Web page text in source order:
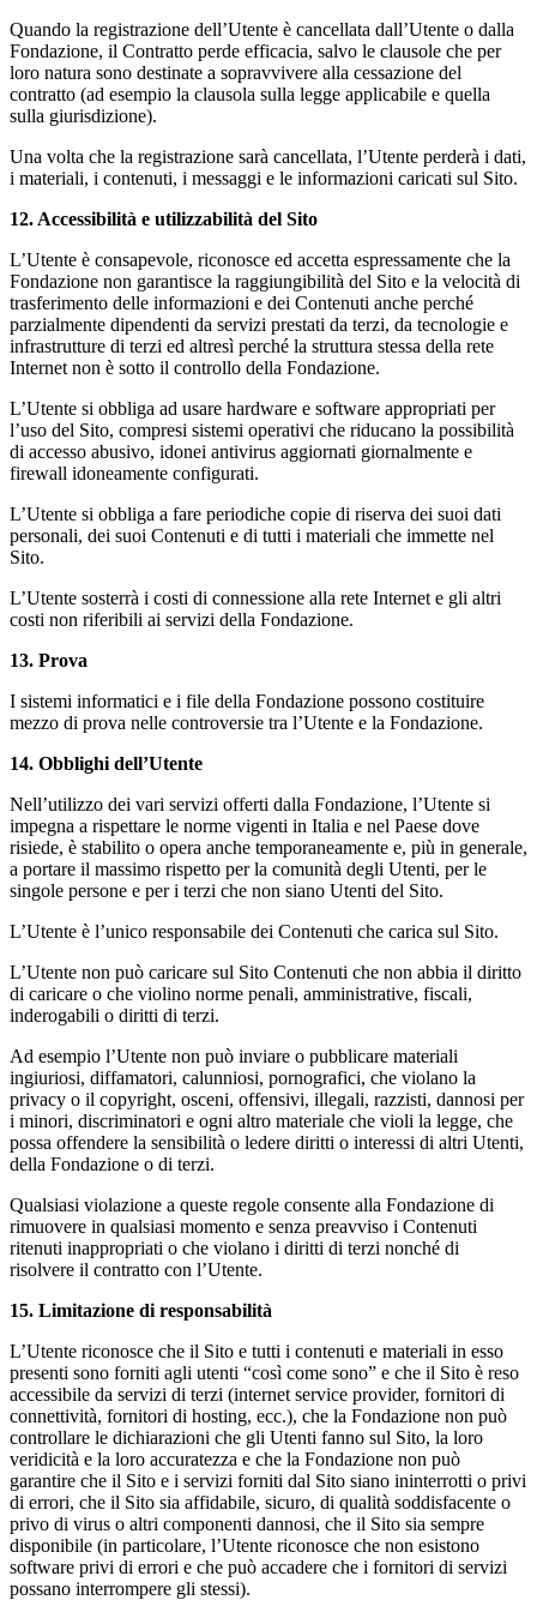
Quando la registrazione dell’Utente è cancellata dall’Utente o dalla
Fondazione, il Contratto perde efficacia, salvo le clausole che per
loro natura sono destinate a sopravvivere alla cessazione del
contratto (ad esempio la clausola sulla legge applicabile e quella
sulla giurisdizione).
Una volta che la registrazione sarà cancellata, l’Utente perderà i dati,
i materiali, i contenuti, i messaggi e le informazioni caricati sul Sito.
12. Accessibilità e utilizzabilità del Sito
L’Utente è consapevole, riconosce ed accetta espressamente che la
Fondazione non garantisce la raggiungibilità del Sito e la velocità di
trasferimento delle informazioni e dei Contenuti anche perché
parzialmente dipendenti da servizi prestati da terzi, da tecnologie e
infrastrutture di terzi ed altresì perché la struttura stessa della rete
Internet non è sotto il controllo della Fondazione.
L’Utente si obbliga ad usare hardware e software appropriati per
l’uso del Sito, compresi sistemi operativi che riducano la possibilità
di accesso abusivo, idonei antivirus aggiornati giornalmente e
firewall idoneamente configurati.
L’Utente si obbliga a fare periodiche copie di riserva dei suoi dati
personali, dei suoi Contenuti e di tutti i materiali che immette nel
Sito.
L’Utente sosterrà i costi di connessione alla rete Internet e gli altri
costi non riferibili ai servizi della Fondazione.
13. Prova
I sistemi informatici e i file della Fondazione possono costituire
mezzo di prova nelle controversie tra l’Utente e la Fondazione.
14. Obblighi dell’Utente
Nell’utilizzo dei vari servizi offerti dalla Fondazione, l’Utente si
impegna a rispettare le norme vigenti in Italia e nel Paese dove
risiede, è stabilito o opera anche temporaneamente e, più in generale,
a portare il massimo rispetto per la comunità degli Utenti, per le
singole persone e per i terzi che non siano Utenti del Sito.
L’Utente è l’unico responsabile dei Contenuti che carica sul Sito.
L’Utente non può caricare sul Sito Contenuti che non abbia il diritto
di caricare o che violino norme penali, amministrative, fiscali,
inderogabili o diritti di terzi.
Ad esempio l’Utente non può inviare o pubblicare materiali
ingiuriosi, diffamatori, calunniosi, pornografici, che violano la
privacy o il copyright, osceni, offensivi, illegali, razzisti, dannosi per
i minori, discriminatori e ogni altro materiale che violi la legge, che
possa offendere la sensibilità o ledere diritti o interessi di altri Utenti,
della Fondazione o di terzi.
Qualsiasi violazione a queste regole consente alla Fondazione di
rimuovere in qualsiasi momento e senza preavviso i Contenuti
ritenuti inappropriati o che violano i diritti di terzi nonché di
risolvere il contratto con l’Utente.
15. Limitazione di responsabilità
L’Utente riconosce che il Sito e tutti i contenuti e materiali in esso
presenti sono forniti agli utenti “così come sono” e che il Sito è reso
accessibile da servizi di terzi (internet service provider, fornitori di
connettività, fornitori di hosting, ecc.), che la Fondazione non può
controllare le dichiarazioni che gli Utenti fanno sul Sito, la loro
veridicità e la loro accuratezza e che la Fondazione non può
garantire che il Sito e i servizi forniti dal Sito siano ininterrotti o privi
di errori, che il Sito sia affidabile, sicuro, di qualità soddisfacente o
privo di virus o altri componenti dannosi, che il Sito sia sempre
disponibile (in particolare, l’Utente riconosce che non esistono
software privi di errori e che può accadere che i fornitori di servizi
possano interrompere gli stessi).